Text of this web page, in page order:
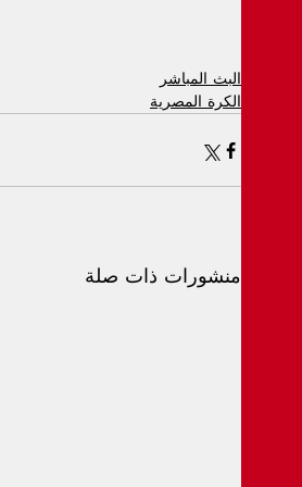
البث المباشر
الكرة المصرية
منشورات ذات صلة